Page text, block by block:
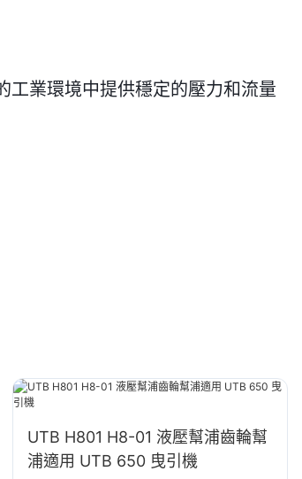
工業環境中提供穩定的壓力和流量
UTB H801 H8-01 液壓幫浦齒輪幫
浦適用 UTB 650 曳引機